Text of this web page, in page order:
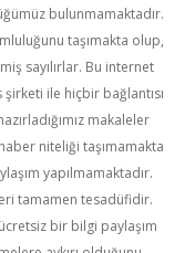
bulunmamaktadır.
taşımakta olup,
sayılırlar. Bu internet
ile hiçbir bağlantısı
makaleler
niteliği taşımamakta
yapılmamaktadır.
tamamen tesadüfidir.
bir bilgi paylaşım